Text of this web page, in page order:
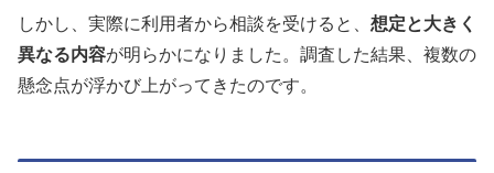
しかし、実際に利用者から相談を受けると、 想定と大きく
異なる内容が明らかになりました。調査した結果、複数の
懸念点が浮かび上がってきたのです。